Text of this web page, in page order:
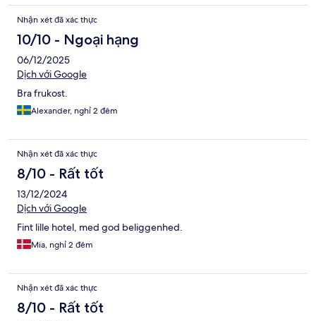
Nhận xét đã xác thực
10/10 - Ngoại hạng
06/12/2025
Dịch với Google
Bra frukost.
Alexander, nghỉ 2 đêm
Nhận xét đã xác thực
8/10 - Rất tốt
13/12/2024
Dịch với Google
Fint lille hotel, med god beliggenhed.
Mia, nghỉ 2 đêm
Nhận xét đã xác thực
8/10 - Rất tốt